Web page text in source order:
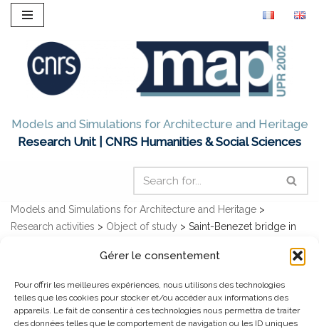
Gérer le consentement
Pour offrir les meilleures expériences, nous utilisons des technologies
telles que les cookies pour stocker et/ou accéder aux informations des
appareils. Le fait de consentir à ces technologies nous permettra de traiter
des données telles que le comportement de navigation ou les ID uniques
content
Models and Simulations for Architecture and Heritage
Research Unit | CNRS Humanities & Social Sciences
Models and Simulations for Architecture and Heritage >
Research activities > Object of study > Saint-Benezet bridge in
Saint-Benezet bridge in
Avignon